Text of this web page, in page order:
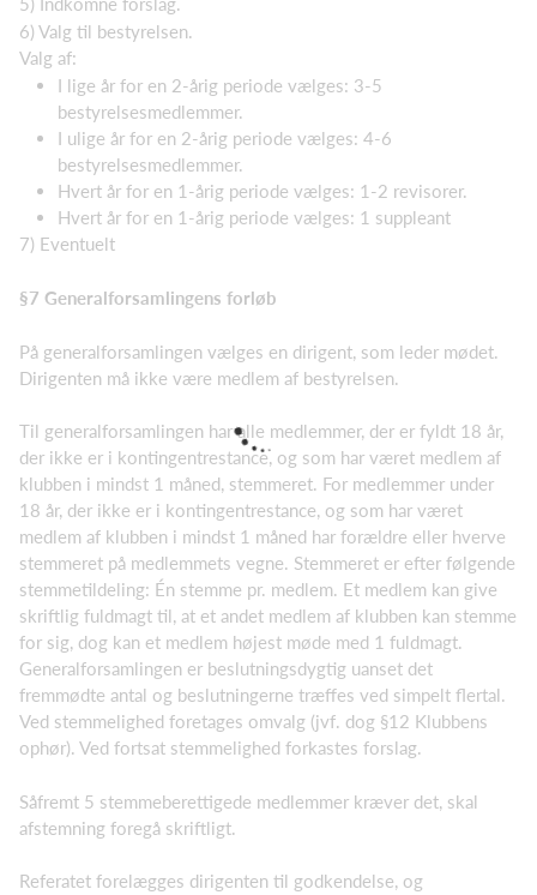
6) Valg til bestyrelsen.
Valg af:
I lige år for en 2-årig periode vælges: 3-5
bestyrelsesmedlemmer.
I ulige år for en 2-årig periode vælges: 4-6
bestyrelsesmedlemmer.
Hvert år for en 1-årig periode vælges: 1-2 revisorer.
Hvert år for en 1-årig periode vælges: 1 suppleant
7) Eventuelt
§7 Generalforsamlingens forløb
På generalforsamlingen vælges en dirigent, som leder mødet.
Dirigenten må ikke være medlem af bestyrelsen.
Til generalforsamlingen har alle medlemmer, der er fyldt 18 år,
der ikke er i kontingentrestance, og som har været medlem af
klubben i mindst 1 måned, stemmeret. For medlemmer under
18 år, der ikke er i kontingentrestance, og som har været
medlem af klubben i mindst 1 måned har forældre eller hverve
stemmeret på medlemmets vegne. Stemmeret er efter følgende
stemmetildeling: Én stemme pr. medlem. Et medlem kan give
skriftlig fuldmagt til, at et andet medlem af klubben kan stemme
for sig, dog kan et medlem højest møde med 1 fuldmagt.
Generalforsamlingen er beslutningsdygtig uanset det
fremmødte antal og beslutningerne træffes ved simpelt flertal.
Ved stemmelighed foretages omvalg (jvf. dog §12 Klubbens
ophør). Ved fortsat stemmelighed forkastes forslag.
Såfremt 5 stemmeberettigede medlemmer kræver det, skal
afstemning foregå skriftligt.
Referatet forelægges dirigenten til godkendelse, og